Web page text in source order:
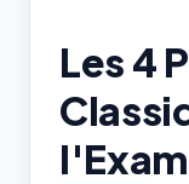
Les 4